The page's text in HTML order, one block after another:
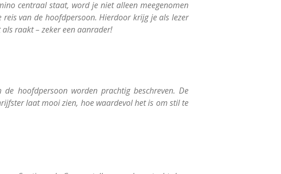
centraal staat, word je niet alleen meegenomen
van de hoofdpersoon. Hierdoor krijg je als lezer
raakt – zeker een aanrader!
hoofdpersoon worden prachtig beschreven. De
laat mooi zien, hoe waardevol het is om stil te